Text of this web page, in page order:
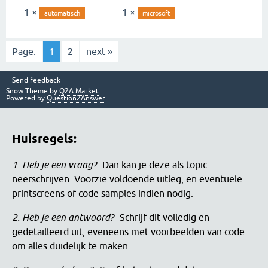
1 × automatisch 1 × microsoft
Page: 1 2 next »
Send feedback
Snow Theme by Q2A Market
Powered by Question2Answer
Huisregels:
1. Heb je een vraag?
Dan kan je deze als topic
neerschrijven. Voorzie voldoende uitleg, en eventuele
printscreens of code samples indien nodig.
2. Heb je een antwoord? Schrijf dit volledig en
gedetailleerd uit, eveneens met voorbeelden van code
om alles duidelijk te maken.